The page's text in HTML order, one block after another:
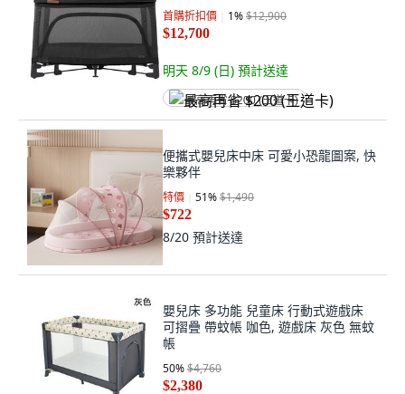
首購折扣價 1%$12,900
$12,700
明天 8/9 (日) 預計送達
最高再省 $200 (王道卡)
便攜式嬰兒床中床 可愛小恐龍圖案, 快
樂夥伴
特價 51%$1,490
$722
8/20 預計送達
嬰兒床 多功能 兒童床 行動式遊戲床
可摺疊 帶蚊帳 咖色, 遊戲床 灰色 無蚊
帳
50%$4,760
$2,380